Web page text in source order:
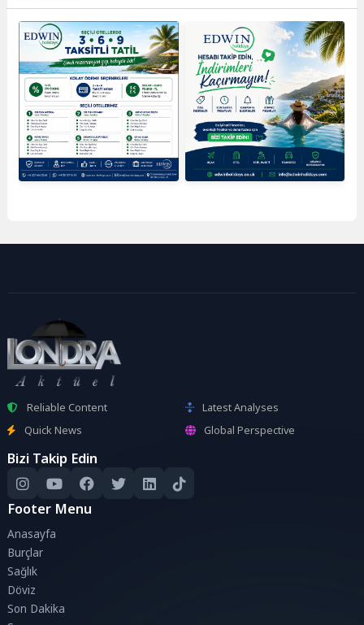
Reliable Content
Latest Analyses
Quick News
Global Perspective
Bizi Takip Edin
Footer Menu
Anasayfa
Burçlar
Sağlık
Döviz
Son Dakika